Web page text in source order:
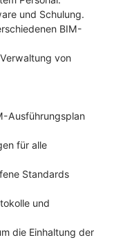
und Schulung.
BIM-
von
Ausführungsplan
für alle
Standards
und
die Einhaltung der